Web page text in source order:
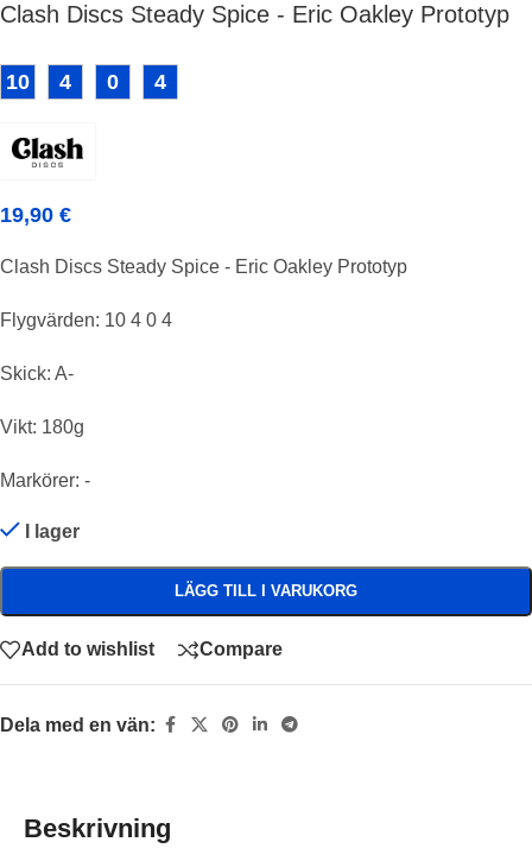
Clash Discs Steady Spice - Eric Oakley Prototyp
10 4 0 4
19,90 €
Clash Discs Steady Spice - Eric Oakley Prototyp
Flygvärden: 10 4 0 4
Skick: A-
Vikt: 180g
Markörer: -
I lager
LÄGG TILL I VARUKORG
Add to wishlist Compare
Dela med en vän:
Beskrivning